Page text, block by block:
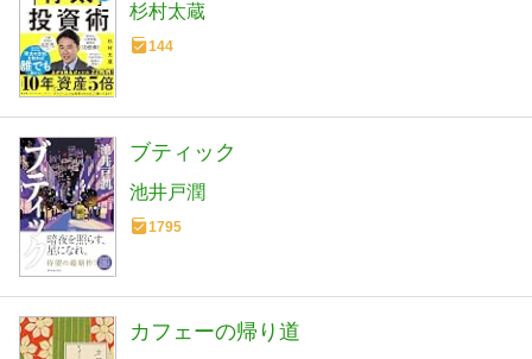
杉村太蔵
144
ブティック
池井戸潤
1795
カフェーの帰り道